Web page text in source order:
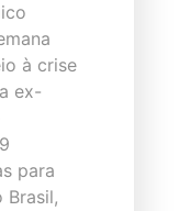
à crise
ex-
para
Brasil,